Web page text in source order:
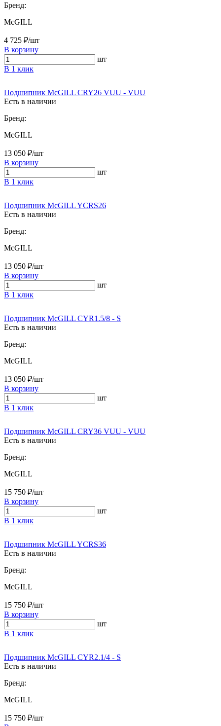
Бренд:
McGILL
4 725 ₽/шт
В корзину
шт
В 1 клик
Подшипник McGILL CRY26 VUU - VUU
Есть в наличии
Бренд:
McGILL
13 050 ₽/шт
В корзину
шт
В 1 клик
Подшипник McGILL YCRS26
Есть в наличии
Бренд:
McGILL
13 050 ₽/шт
В корзину
шт
В 1 клик
Подшипник McGILL CYR1.5/8 - S
Есть в наличии
Бренд:
McGILL
13 050 ₽/шт
В корзину
шт
В 1 клик
Подшипник McGILL CRY36 VUU - VUU
Есть в наличии
Бренд:
McGILL
15 750 ₽/шт
В корзину
шт
В 1 клик
Подшипник McGILL YCRS36
Есть в наличии
Бренд:
McGILL
15 750 ₽/шт
В корзину
шт
В 1 клик
Подшипник McGILL CYR2.1/4 - S
Есть в наличии
Бренд:
McGILL
15 750 ₽/шт